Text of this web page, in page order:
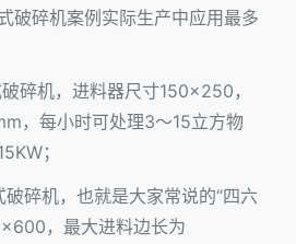
破碎机案例实际生产中应用最多
碎机，进料器尺寸150×250，
，每小时可处理3～15立方物
；
碎机，也就是大家常说的“四六
，最大进料边长为